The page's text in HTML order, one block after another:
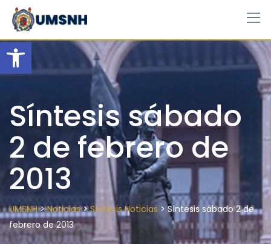
Open toolbar
Skip
content
Síntesis sábado
2 de febrero de
2013
UMSNH>Noticias>Síntesis Noticias >Síntesis sábado 2 de
febrero de 2013